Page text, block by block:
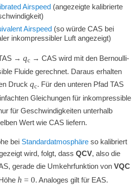
Airspeed(angezeigte kalibrierte
Airspeed(so würde CAS bei
inkompressibler Luft angezeigt)
TAS →qc → CAS wird mit den Bernoulli-
Fluide gerechnet. Daraus erhalten
Druckqc. Für den unteren Pfad TAS
Gleichungen für inkompressible
für Geschwindigkeiten unterhalb
Wert wie CAS liefern.
bei Standardatmosphäre so kalibriert
wird, folgt, dassQCV, also die
gerade die Umkehrfunktion vonVQC
h =0. Analoges gilt für EAS.